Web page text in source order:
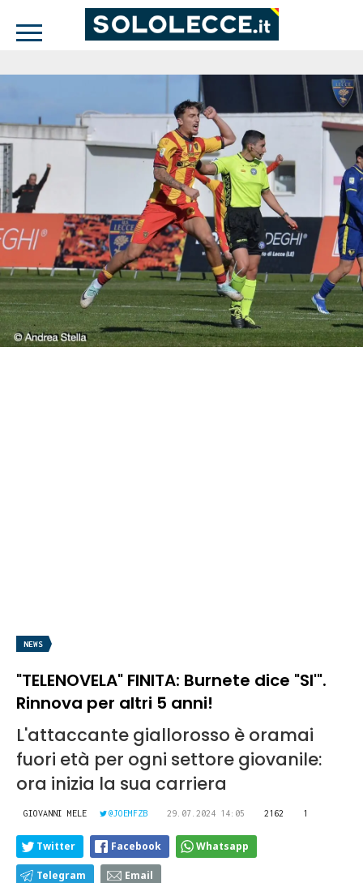
NEWS
"TELENOVELA" FINITA: Burnete dice "SI'".
Rinnova per altri 5 anni!
L'attaccante giallorosso è oramai
fuori età per ogni settore giovanile:
ora inizia la sua carriera
GIOVANNI MELE @JOEMFZB 29.07.2024 14:05 2162 1
Twitter Facebook Whatsapp
Telegram Email